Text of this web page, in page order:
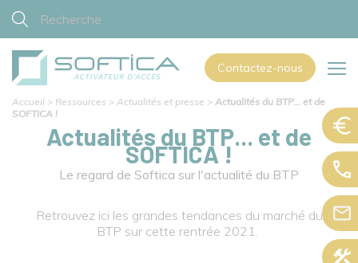
Contactez-nous
Accueil > Ressources > Actualités et presse > Actualités du BTP... et de
SOFTICA !
Actualités du BTP... et de
SOFTICA !
Le regard de Softica sur l'actualité du BTP
Retrouvez ici les grandes tendances du marché du
BTP sur cette rentrée 2021.